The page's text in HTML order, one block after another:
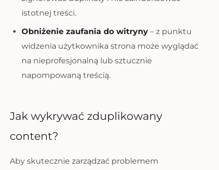
istotnej treści.
Obniżenie zaufania do witryny – z punktu
widzenia użytkownika strona może wyglądać
na nieprofesjonalną lub sztucznie
napompowaną treścią.
Jak wykrywać zduplikowany
content?
Aby skutecznie zarządzać problemem